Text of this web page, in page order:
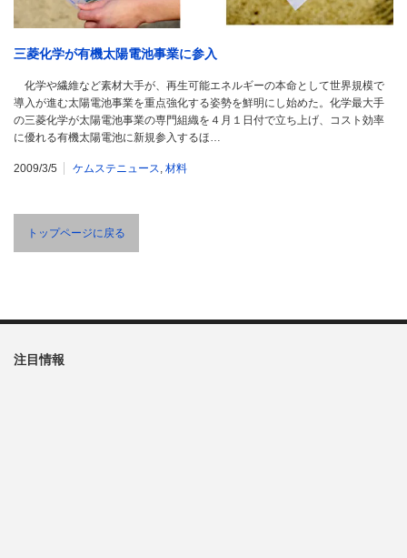
三菱化学が有機太陽電池事業に参入
化学や繊維など素材大手が、再生可能エネルギーの本命として世界規模で
導入が進む太陽電池事業を重点強化する姿勢を鮮明にし始めた。化学最大手
の三菱化学が太陽電池事業の専門組織を４月１日付で立ち上げ、コスト効率
に優れる有機太陽電池に新規参入するほ…
2009/3/5 ケムステニュース, 材料
トップページに戻る
注目情報